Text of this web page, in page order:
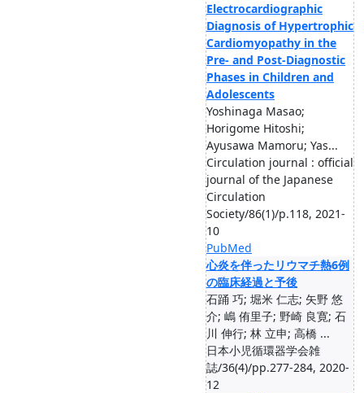
Electrocardiographic
Diagnosis of Hypertrophic
Cardiomyopathy in the
Pre- and Post-Diagnostic
Phases in Children and
Adolescents
Yoshinaga Masao;
Horigome Hitoshi;
Ayusawa Mamoru; Yas...
Circulation journal : official
journal of the Japanese
Circulation
Society/86(1)/p.118, 2021-
10
PubMed
心炎を伴ったリウマチ熱6例
の臨床経過と予後
石踊 巧; 堀米 仁志; 矢野 悠
介; 嶋 侑里子; 野崎 良寛; 石
川 伸行; 林 立申; 高橋 ...
日本小児循環器学会雑
誌/36(4)/pp.277-284, 2020-
12